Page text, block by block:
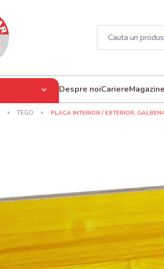
Despre noiCariereMagazine
TEGO PLACA INTERIOR / EXTERIOR,